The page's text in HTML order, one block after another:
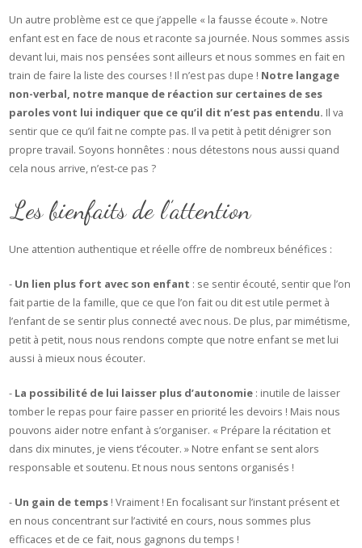
Un autre problème est ce que j’appelle « la fausse écoute ». Notre
enfant est en face de nous et raconte sa journée. Nous sommes assis
devant lui, mais nos pensées sont ailleurs et nous sommes en fait en
train de faire la liste des courses ! Il n’est pas dupe ! Notre langage
non-verbal, notre manque de réaction sur certaines de ses
paroles vont lui indiquer que ce qu’il dit n’est pas entendu. Il va
sentir que ce qu’il fait ne compte pas. Il va petit à petit dénigrer son
propre travail. Soyons honnêtes : nous détestons nous aussi quand
cela nous arrive, n’est-ce pas ?
Les bienfaits de l’attention
Une attention authentique et réelle offre de nombreux bénéfices :
- Un lien plus fort avec son enfant : se sentir écouté, sentir que l’on
fait partie de la famille, que ce que l’on fait ou dit est utile permet à
l’enfant de se sentir plus connecté avec nous. De plus, par mimétisme,
petit à petit, nous nous rendons compte que notre enfant se met lui
aussi à mieux nous écouter.
- La possibilité de lui laisser plus d’autonomie : inutile de laisser
tomber le repas pour faire passer en priorité les devoirs ! Mais nous
pouvons aider notre enfant à s’organiser. « Prépare la récitation et
dans dix minutes, je viens t’écouter. » Notre enfant se sent alors
responsable et soutenu. Et nous nous sentons organisés !
- Un gain de temps ! Vraiment ! En focalisant sur l’instant présent et
en nous concentrant sur l’activité en cours, nous sommes plus
efficaces et de ce fait, nous gagnons du temps !